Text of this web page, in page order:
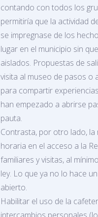
contando con todos los
permitiría que la actividad
se impregnase de los
lugar en el municipio sin
aislados. Propuestas de
visita al museo de pasos o
para compartir
han empezado a abrirse
pauta.
Contrasta, por otro lado, la
horaria en el acceso a la
familiares y visitas, al
ley. Lo que ya no lo hace
abierto.
Habilitar el uso de la